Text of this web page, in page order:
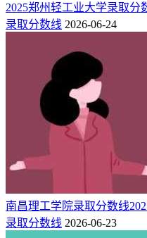
2025郑州轻工业大学录取分
录取分数线 2026-06-24
南昌理工学院录取分数线
录取分数线 2026-06-23